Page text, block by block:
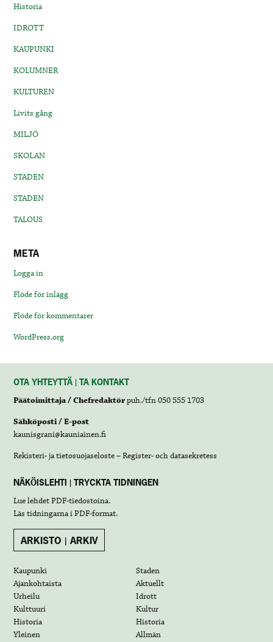
Historia
IDROTT
KAUPUNKI
KOLUMNER
KULTUREN
Livits gång
MILJÖ
SKOLAN
STADEN
STADEN
TALOUS
META
Logga in
Flöde för inlägg
Flöde för kommentarer
WordPress.org
OTA YHTEYTTÄ | TA KONTAKT
Päätoimittaja / Chefredaktörpuh./tfn 050 555 1703
Sähköposti / E-post
kaunisgrani@kauniainen.fi
Rekisteri- ja tietosuojaseloste – Register- och datasekretess
NÄKÖISLEHTI | TRYCKTA TIDNINGEN
Lue lehdetPDF-tiedostoina.
Läs tidningarna iPDF-format.
ARKISTO | ARKIV
Kaupunki
Staden
Ajankohtaista
Aktuellt
Urheilu
Idrott
Kulttuuri
Kultur
Historia
Historia
Yleinen
Allmän